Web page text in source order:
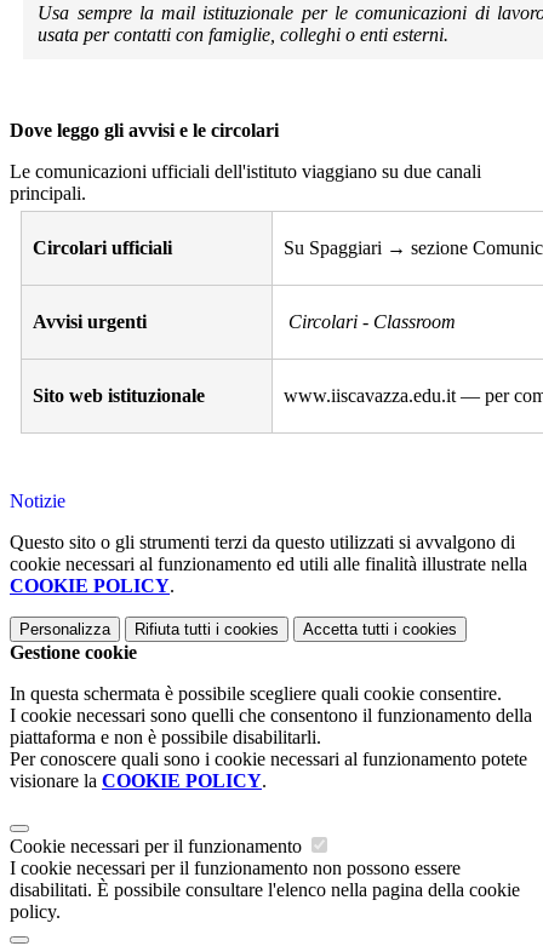
Usa sempre la mail istituzionale per le comunicazioni di
usata per contatti con famiglie, colleghi o enti esterni.
Dove leggo gli avvisi e le circolari
Le comunicazioni ufficiali dell'istituto viaggiano su due canali
principali.
Circolari ufficiali Su Spaggiari → sezione
Avvisi urgenti Circolari - Classroom
Sito web istituzionale www.iiscavazza.edu.it — per
Notizie
Questo sito o gli strumenti terzi da questo utilizzati si avvalgono di
cookie necessari al funzionamento ed utili alle finalità illustrate nella
COOKIE POLICY.
Personalizza Rifiuta tutti i cookies Accetta tutti i cookies
Gestione cookie
In questa schermata è possibile scegliere quali cookie consentire.
I cookie necessari sono quelli che consentono il funzionamento della
piattaforma e non è possibile disabilitarli.
Per conoscere quali sono i cookie necessari al funzionamento potete
visionare la COOKIE POLICY.
Cookie necessari per il funzionamento
I cookie necessari per il funzionamento non possono essere
disabilitati. È possibile consultare l'elenco nella pagina della cookie
policy.